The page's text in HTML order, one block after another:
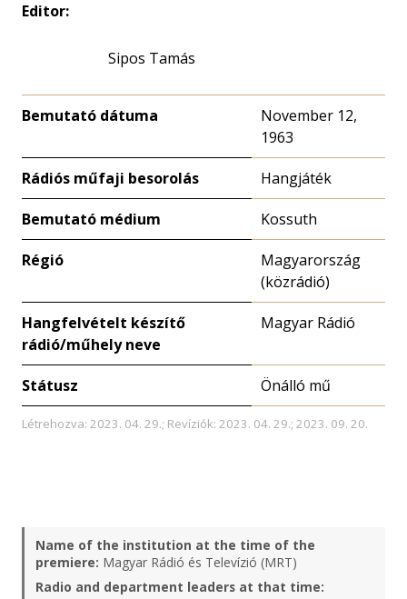
Editor:
Sipos Tamás
Bemutató dátuma
November 12,
1963
Rádiós műfaji besorolás Hangjáték
Bemutató médium Kossuth
Régió
Magyarország
(közrádió)
Hangfelvételt készítő
rádió/műhely neve
Magyar Rádió
Státusz Önálló mű
Létrehozva: 2023. 04. 29.; Revíziók: 2023. 04. 29.; 2023. 09. 20.
Name of the institution at the time of the
premiere: Magyar Rádió és Televízió (MRT)
Radio and department leaders at that time: